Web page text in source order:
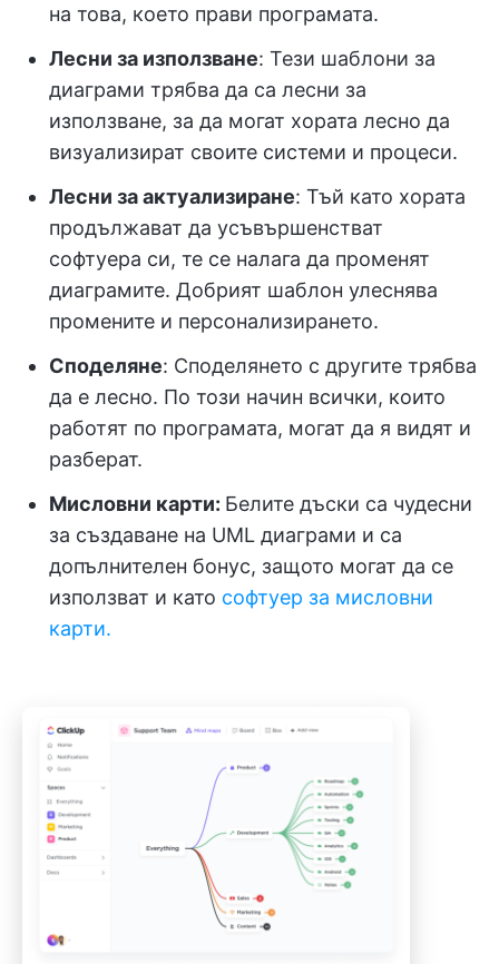
на това, което прави програмата.
Лесни за използване: Тези шаблони за
диаграми трябва да са лесни за
използване, за да могат хората лесно да
визуализират своите системи и процеси.
Лесни за актуализиране: Тъй като хората
продължават да усъвършенстват
софтуера си, те се налага да променят
диаграмите. Добрият шаблон улеснява
промените и персонализирането.
Споделяне: Споделянето с другите трябва
да е лесно. По този начин всички, които
работят по програмата, могат да я видят и
разберат.
Мисловни карти: Белите дъски са чудесни
за създаване на UML диаграми и са
допълнителен бонус, защото могат да се
използват и като софтуер за мисловни
карти.